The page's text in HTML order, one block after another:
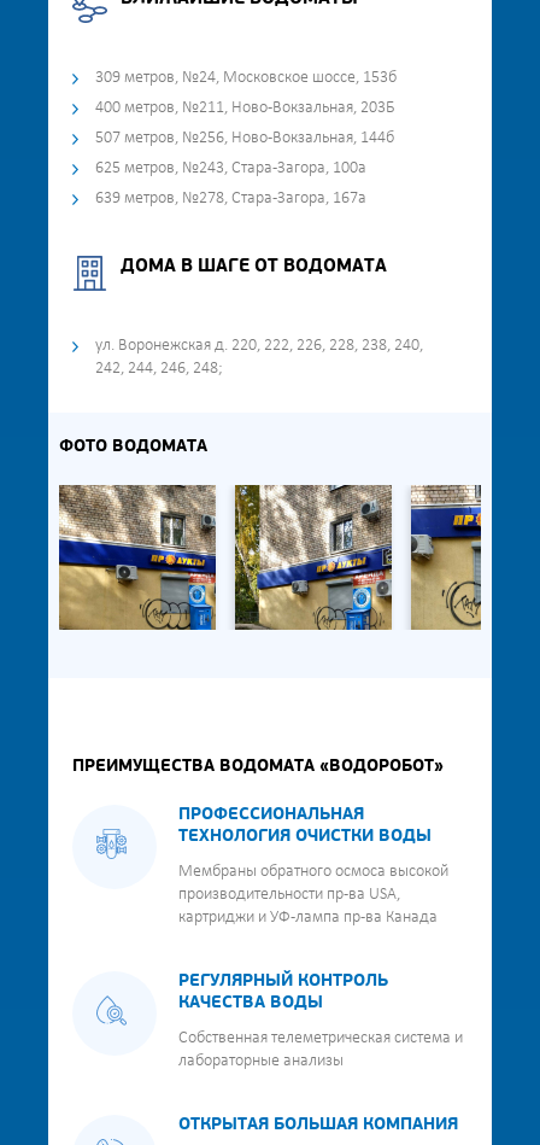
309 метров, №24, Московское шоссе, 153б
400 метров, №211, Ново-Вокзальная, 203Б
507 метров, №256, Ново-Вокзальная, 144б
625 метров, №243, Стара-Загора, 100а
639 метров, №278, Стара-Загора, 167а
ДОМА В ШАГЕ ОТ ВОДОМАТА
ул. Воронежская д. 220, 222, 226, 228, 238, 240,
242, 244, 246, 248;
ФОТО ВОДОМАТА
ПРЕИМУЩЕСТВА ВОДОМАТА «ВОДОРОБОТ»
ПРОФЕССИОНАЛЬНАЯ
ТЕХНОЛОГИЯ ОЧИСТКИ ВОДЫ
Мембраны обратного осмоса высокой
производительности пр-ва USA,
картриджи и УФ-лампа пр-ва Канада
РЕГУЛЯРНЫЙ КОНТРОЛЬ
КАЧЕСТВА ВОДЫ
Собственная телеметрическая система и
лабораторные анализы
ОТКРЫТАЯ БОЛЬШАЯ КОМПАНИЯ